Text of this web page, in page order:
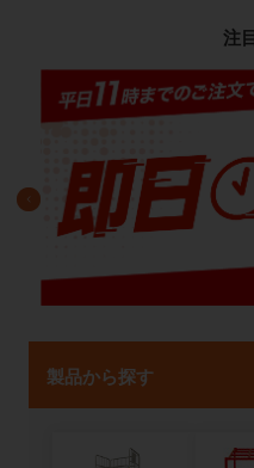
注
製品から探す